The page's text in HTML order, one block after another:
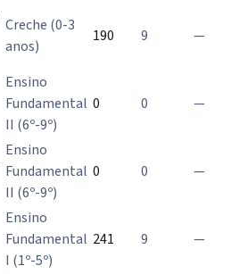
Creche (0-3
anos)
190 9 —
Ensino
Fundamental
II (6º-9º)
0 0 —
Ensino
Fundamental
II (6º-9º)
0 0 —
Ensino
Fundamental
I (1º-5º)
241 9 —